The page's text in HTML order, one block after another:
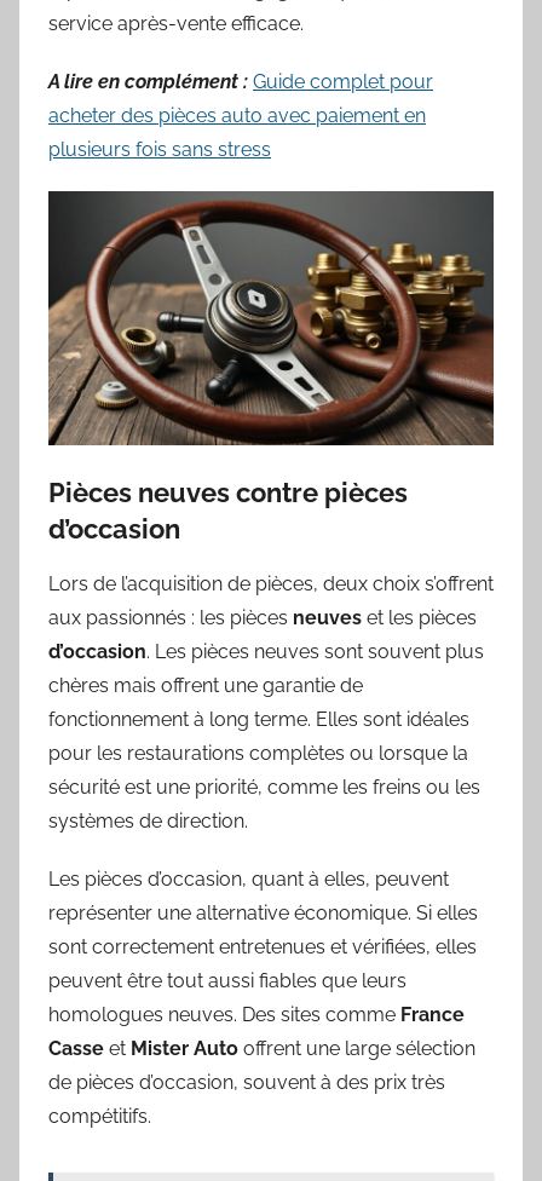
service après-vente efficace.
A lire en complément : Guide complet pour
acheter des pièces auto avec paiement en
plusieurs fois sans stress
Pièces neuves contre pièces
d’occasion
Lors de l’acquisition de pièces, deux choix s’offrent
aux passionnés : les pièces neuves et les pièces
d’occasion. Les pièces neuves sont souvent plus
chères mais offrent une garantie de
fonctionnement à long terme. Elles sont idéales
pour les restaurations complètes ou lorsque la
sécurité est une priorité, comme les freins ou les
systèmes de direction.
Les pièces d’occasion, quant à elles, peuvent
représenter une alternative économique. Si elles
sont correctement entretenues et vérifiées, elles
peuvent être tout aussi fiables que leurs
homologues neuves. Des sites comme France
Casse et Mister Auto offrent une large sélection
de pièces d’occasion, souvent à des prix très
compétitifs.